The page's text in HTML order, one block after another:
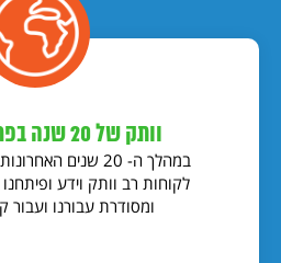
וותק של 20 שנה בפריסה ארצית
במהלך ה- 20 שנים
לקוחות רב וותק וידע
ומסודרת עבורנו ועבור